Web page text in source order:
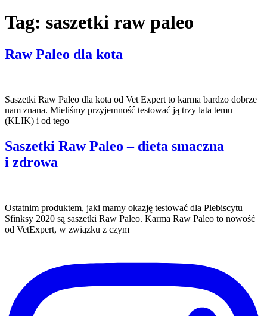
Tag: saszetki raw paleo
Raw Paleo dla kota
Saszetki Raw Paleo dla kota od Vet Expert to karma bardzo dobrze
nam znana. Mieliśmy przyjemność testować ją trzy lata temu
(KLIK) i od tego
Saszetki Raw Paleo – dieta smaczna
i zdrowa
Ostatnim produktem, jaki mamy okazję testować dla Plebiscytu
Sfinksy 2020 są saszetki Raw Paleo. Karma Raw Paleo to nowość
od VetExpert, w związku z czym